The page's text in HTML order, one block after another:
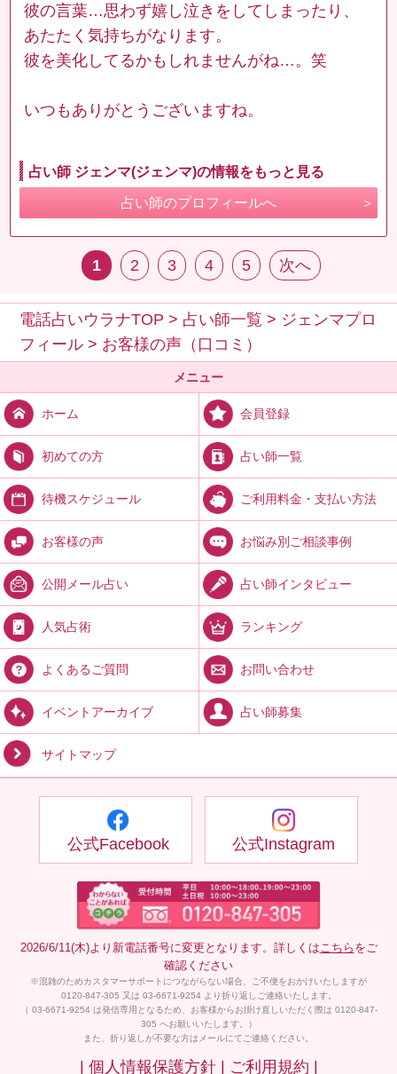
彼の言葉…思わず嬉し泣きをしてしまったり、
あたたく気持ちがなります。
彼を美化してるかもしれませんがね…。笑
いつもありがとうございますね。
占い師 ジェンマ(ジェンマ)の情報をもっと見る
占い師のプロフィールへ
1 2 3 4 5 次へ
電話占いウラナTOP > 占い師一覧 > ジェンマプロ
フィール > お客様の声（口コミ）
メニュー
ホーム 会員登録
初めての方 占い師一覧
待機スケジュール ご利用料金・支払い方法
お客様の声 お悩み別ご相談事例
公開メール占い 占い師インタビュー
人気占術 ランキング
よくあるご質問 お問い合わせ
イベントアーカイブ 占い師募集
サイトマップ
公式Facebook 公式Instagram
2026/6/11(木)より新電話番号に変更となります。詳しくは こちら をご
確認ください
※混雑のためカスタマーサポートにつながらない場合、ご不便をおかけいたしますが
0120-847-305 又は 03-6671-9254 より折り返しご連絡いたします。
（ 03-6671-9254 は発信専用となるため、お客様からお掛け直しいただく際は 0120-847-
305 へお願いいたします。）
また、折り返しが不要な方はメールにてご連絡ください。
| 個人情報保護方針 | ご利用規約 |